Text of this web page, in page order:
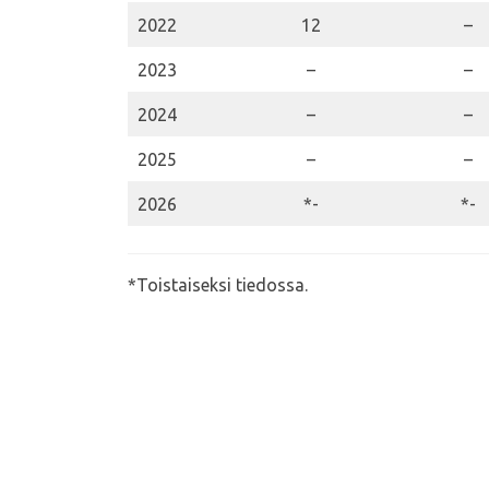
2022 12 –
2023 – –
2024 – –
2025 – –
2026 *- *-
*Toistaiseksi tiedossa.